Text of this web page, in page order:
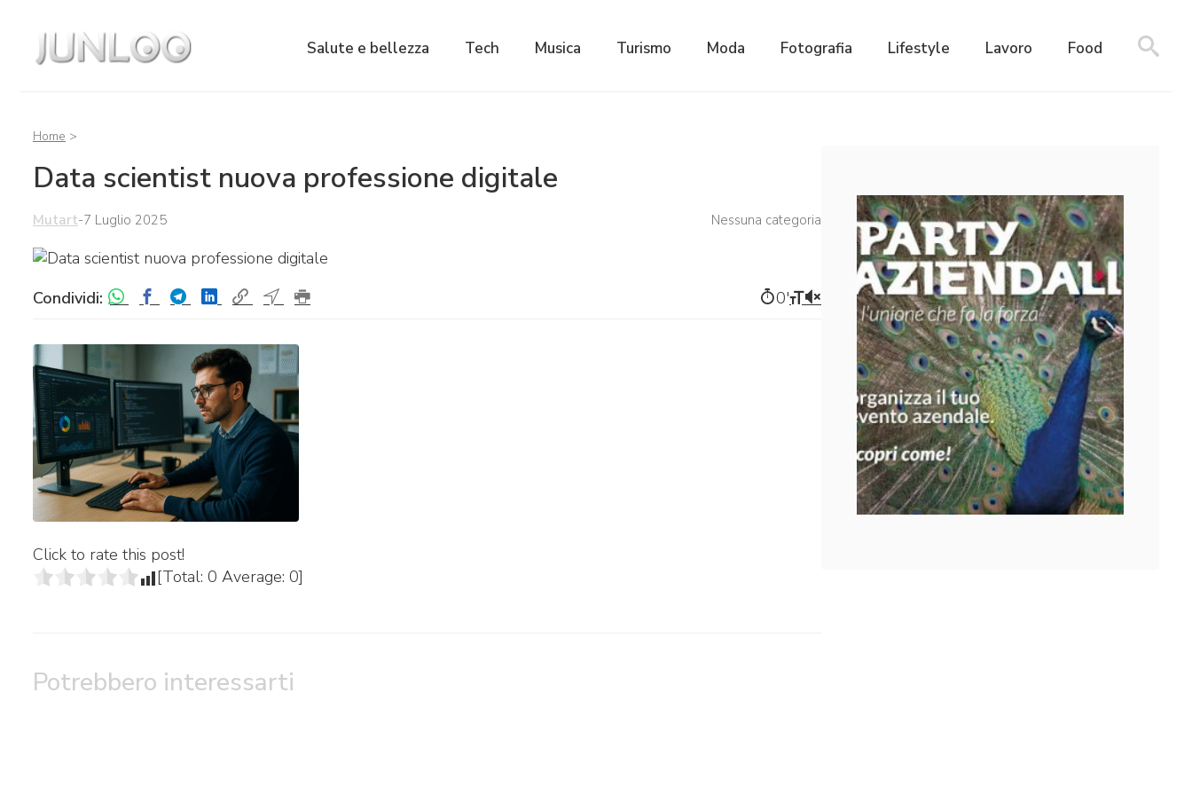
Salute e bellezza Tech Musica Turismo Moda Fotografia Lifestyle Lavoro Food
Home >
Data scientist nuova professione digitale
Mutart-7 Luglio 2025 Nessuna categoria
Condividi: 0′
Click to rate this post!
[Total: 0 Average: 0]
Potrebbero interessarti